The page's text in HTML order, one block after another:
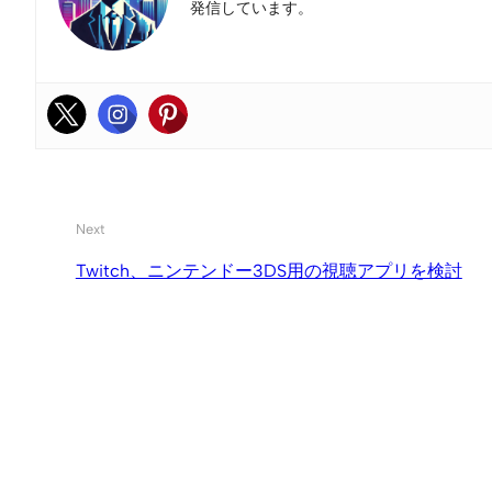
発信しています。
Next
Twitch、ニンテンドー3DS用の視聴アプリを検討